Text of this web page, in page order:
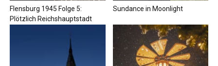
Flensburg 1945 Folge 5:
Plötzlich Reichshauptstadt
Sundance in Moonlight